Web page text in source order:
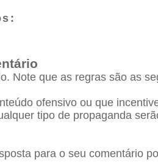
Note que as regras são as
ofensivo ou que
tipo de propaganda
para o seu comentário